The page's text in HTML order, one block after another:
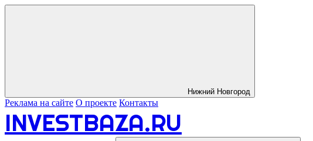
Нижний Новгород
Реклама на сайте О проекте Контакты
INVESTBAZA.RU